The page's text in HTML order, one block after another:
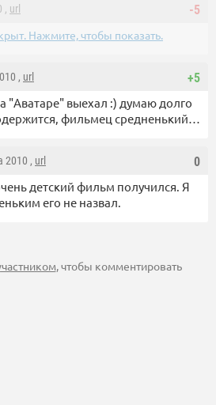
-5
, url
Нажмите, чтобы показать.
+5
, url
"Аватаре" выехал :) думаю долго
фильмец средненький…
0
2010 , url
детский фильм получился. Я
его не назвал.
, чтобы комментировать